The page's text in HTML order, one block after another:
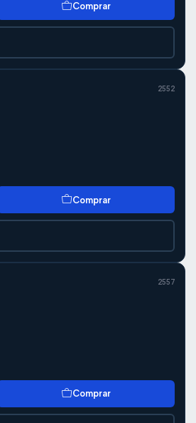
Comprar
2552
Comprar
2557
Comprar